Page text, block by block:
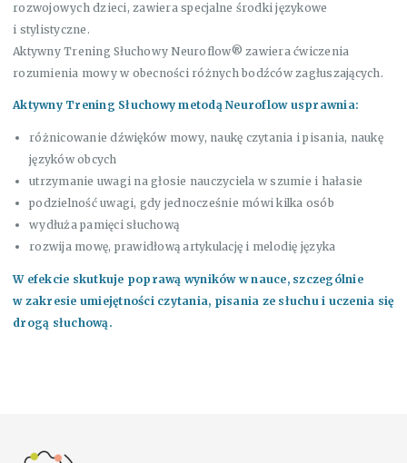
rozwojowych dzieci, zawiera specjalne środki językowe
i stylistyczne.
Aktywny Trening Słuchowy Neuroflow® zawiera ćwiczenia
rozumienia mowy w obecności różnych bodźców zagłuszających.
Aktywny Trening Słuchowy metodą Neuroflowusprawnia:
różnicowanie dźwięków mowy, naukę czytania i pisania, naukę
języków obcych
utrzymanie uwagi na głosie nauczyciela w szumie i hałasie
podzielność uwagi, gdy jednocześnie mówi kilka osób
wydłuża pamięci słuchową
rozwija mowę, prawidłową artykulację i melodię języka
W efekcie skutkuje poprawą wyników w nauce, szczególnie
w zakresie umiejętności czytania, pisania ze słuchu i uczenia się
drogą słuchową.